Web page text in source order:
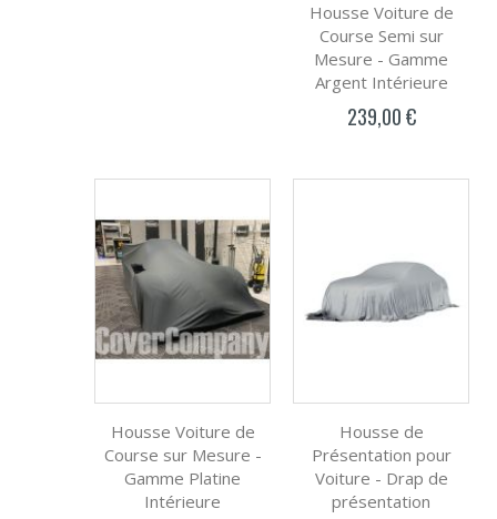
Housse Voiture de
Course Semi sur
Mesure - Gamme
Argent Intérieure
239,00 €
Housse Voiture de
Course sur Mesure -
Gamme Platine
Intérieure
Housse de
Présentation pour
Voiture - Drap de
présentation